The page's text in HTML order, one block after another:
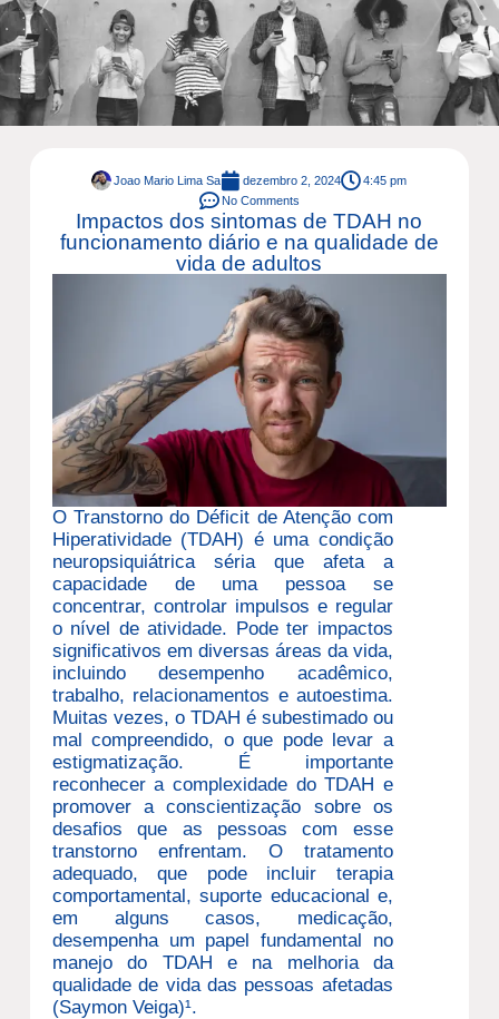
Joao Mario Lima Sa dezembro 2, 2024
4:45 pm
No Comments
Impactos dos sintomas de TDAH no
funcionamento diário e na qualidade de
vida de adultos
O Transtorno do Déficit de Atenção com
Hiperatividade (TDAH) é uma condição
neuropsiquiátrica séria que afeta a
capacidade de uma pessoa se
concentrar, controlar impulsos e regular
o nível de atividade. Pode ter impactos
significativos em diversas áreas da vida,
incluindo desempenho acadêmico,
trabalho, relacionamentos e autoestima.
Muitas vezes, o TDAH é subestimado ou
mal compreendido, o que pode levar a
estigmatização. É importante
reconhecer a complexidade do TDAH e
promover a conscientização sobre os
desafios que as pessoas com esse
transtorno enfrentam. O tratamento
adequado, que pode incluir terapia
comportamental, suporte educacional e,
em alguns casos, medicação,
desempenha um papel fundamental no
manejo do TDAH e na melhoria da
qualidade de vida das pessoas afetadas
(Saymon Veiga)¹.